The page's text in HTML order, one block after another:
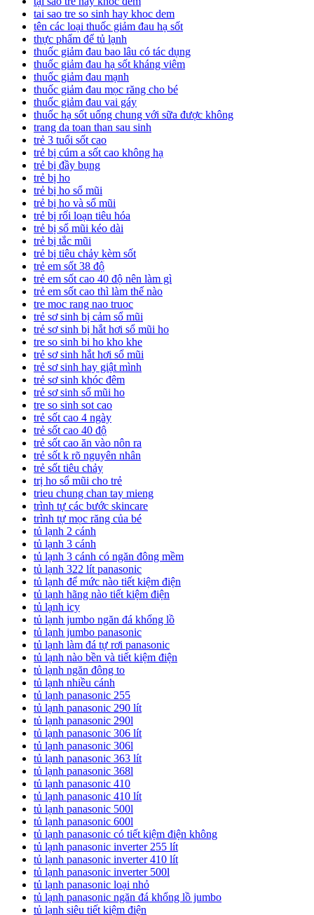
tai sao tre so sinh hay khoc dem
tên các loại thuốc giảm đau hạ sốt
thực phẩm để tủ lạnh
thuốc giảm đau bao lâu có tác dụng
thuốc giảm đau hạ sốt kháng viêm
thuốc giảm đau mạnh
thuốc giảm đau mọc răng cho bé
thuốc giảm đau vai gáy
thuốc hạ sốt uống chung với sữa được không
trang da toan than sau sinh
trẻ 3 tuổi sốt cao
trẻ bị cúm a sốt cao không hạ
trẻ bị đầy bụng
trẻ bị ho
trẻ bị ho sổ mũi
trẻ bị ho và sổ mũi
trẻ bị rối loạn tiêu hóa
trẻ bị sổ mũi kéo dài
trẻ bị tắc mũi
trẻ bị tiêu chảy kèm sốt
trẻ em sốt 38 độ
trẻ em sốt cao 40 độ nên làm gì
trẻ em sốt cao thì làm thế nào
tre moc rang nao truoc
trẻ sơ sinh bị cảm sổ mũi
trẻ sơ sinh bị hắt hơi sổ mũi ho
tre so sinh bi ho kho khe
trẻ sơ sinh hắt hơi sổ mũi
trẻ sơ sinh hay giật mình
trẻ sơ sinh khóc đêm
trẻ sơ sinh sổ mũi ho
tre so sinh sot cao
trẻ sốt cao 4 ngày
trẻ sốt cao 40 độ
trẻ sốt cao ăn vào nôn ra
trẻ sốt k rõ nguyên nhân
trẻ sốt tiêu chảy
trị ho sổ mũi cho trẻ
trieu chung chan tay mieng
trình tự các bước skincare
trình tự mọc răng của bé
tủ lạnh 2 cánh
tủ lạnh 3 cánh
tủ lạnh 3 cánh có ngăn đông mềm
tủ lạnh 322 lít panasonic
tủ lạnh để mức nào tiết kiệm điện
tủ lạnh hãng nào tiết kiệm điện
tủ lạnh icy
tủ lạnh jumbo ngăn đá khổng lồ
tủ lạnh jumbo panasonic
tủ lạnh làm đá tự rơi panasonic
tủ lạnh nào bền và tiết kiệm điện
tủ lạnh ngăn đông to
tủ lạnh nhiều cánh
tủ lạnh panasonic 255
tủ lạnh panasonic 290 lít
tủ lạnh panasonic 290l
tủ lạnh panasonic 306 lít
tủ lạnh panasonic 306l
tủ lạnh panasonic 363 lít
tủ lạnh panasonic 368l
tủ lạnh panasonic 410
tủ lạnh panasonic 410 lít
tủ lạnh panasonic 500l
tủ lạnh panasonic 600l
tủ lạnh panasonic có tiết kiệm điện không
tủ lạnh panasonic inverter 255 lít
tủ lạnh panasonic inverter 410 lít
tủ lạnh panasonic inverter 500l
tủ lạnh panasonic loại nhỏ
tủ lạnh panasonic ngăn đá khổng lồ jumbo
tủ lạnh siêu tiết kiệm điện